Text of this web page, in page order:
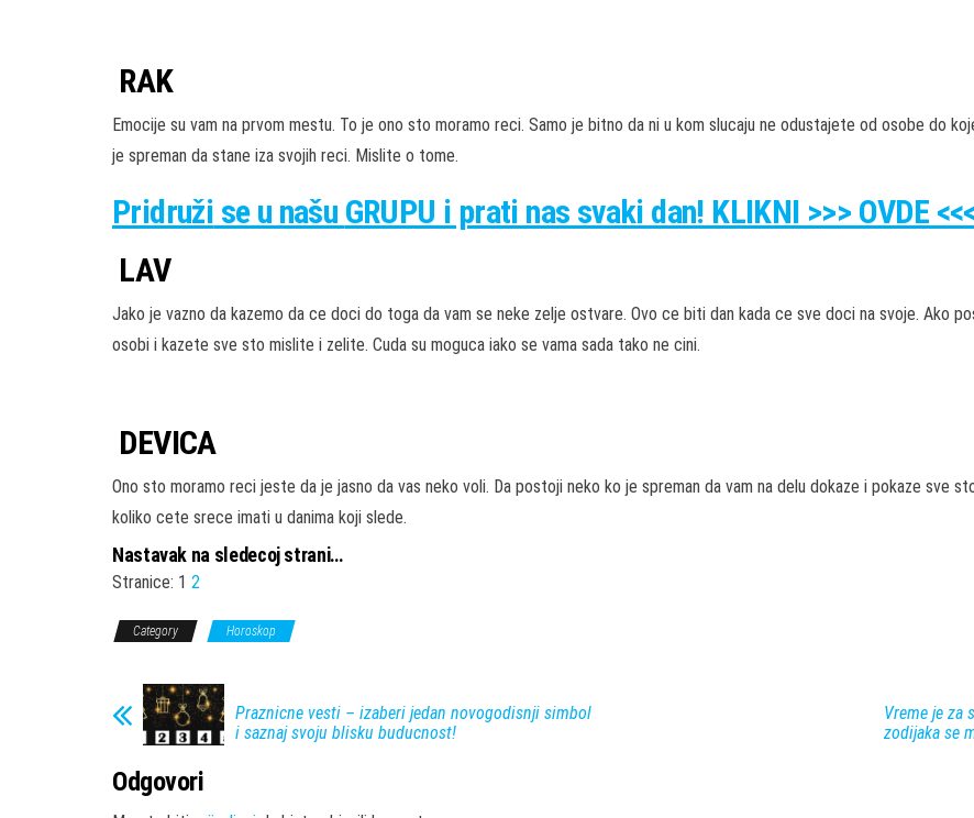
RAK
Emocije su vam na prvom mestu. To je ono sto moramo reci. Samo je bitno da ni u kom slucaju ne odustajete od osobe do
je spreman da stane iza svojih reci. Mislite o tome.
Pridruži se u našu GRUPU i prati nas svaki dan! KLIKNI >>> OVDE
LAV
Jako je vazno da kazemo da ce doci do toga da vam se neke zelje ostvare. Ovo ce biti dan kada ce sve doci na svoje. Ako
osobi i kazete sve sto mislite i zelite. Cuda su moguca iako se vama sada tako ne cini.
DEVICA
Ono sto moramo reci jeste da je jasno da vas neko voli. Da postoji neko ko je spreman da vam na delu dokaze i pokaze sve
koliko cete srece imati u danima koji slede.
Nastavak na sledecoj strani…
Stranice: 1 2
Category Horoskop
Praznicne vesti – izaberi jedan novogodisnji simbol
i saznaj svoju blisku buducnost!
Vreme je za
zodijaka se
Odgovori